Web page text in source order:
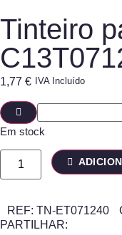
Tinteiro
1,77 € IVA Incluído
Em stock
REF: TN-ET071240
PARTILHAR: